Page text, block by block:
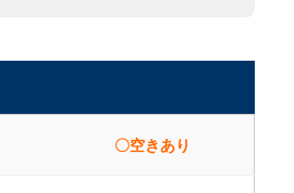
〇空きあり